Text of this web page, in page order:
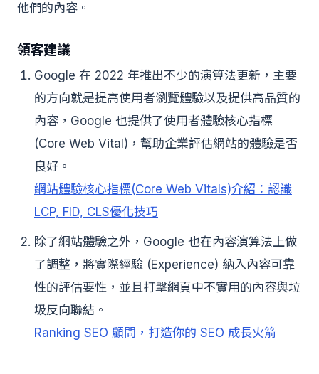
他們的內容。
領客建議
Google 在 2022 年推出不少的演算法更新，主要
的方向就是提高使用者瀏覽體驗以及提供高品質的
內容，Google 也提供了使用者體驗核心指標
(Core Web Vital)，幫助企業評估網站的體驗是否
良好。
網站體驗核心指標(Core Web Vitals)介紹：認識
LCP, FID, CLS優化技巧
除了網站體驗之外，Google 也在內容演算法上做
了調整，將實際經驗 (Experience) 納入內容可靠
性的評估要性，並且打擊網頁中不實用的內容與垃
圾反向聯結。
Ranking SEO 顧問，打造你的 SEO 成長火箭